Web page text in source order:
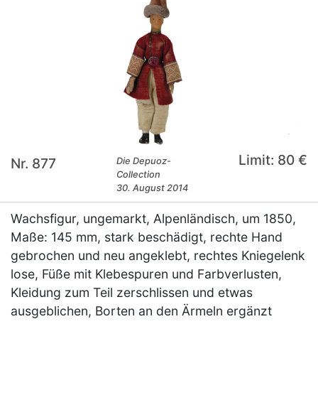
Nr. 877
Die Depuoz-
Collection
30. August 2014
Limit: 80 €
Wachsfigur, ungemarkt, Alpenländisch, um 1850,
Maße: 145 mm, stark beschädigt, rechte Hand
gebrochen und neu angeklebt, rechtes Kniegelenk
lose, Füße mit Klebespuren und Farbverlusten,
Kleidung zum Teil zerschlissen und etwas
ausgeblichen, Borten an den Ärmeln ergänzt